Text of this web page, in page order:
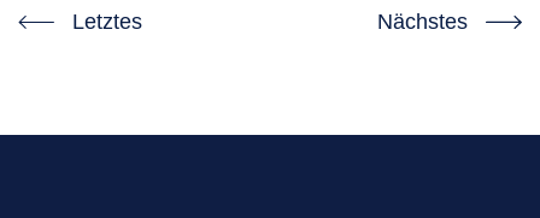
Letztes Nächstes